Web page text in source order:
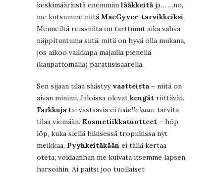
keskimääräistä enemmän lääkkeitä ja… …no,
me kutsumme niitä MacGyver-tarvikkeiksi.
Menneiltä reissuilta on tarttunut aika vahva
näppituntuma siitä, mitä on hyvä olla mukana,
jos aikoo vaikkapa majailla pienellä
(kaupattomalla) paratiisisaarella.
Sen sijaan tilaa säästyy vaatteista – niitä on
aivan minimi. Jaloissa olevat kengät riittävät.
Farkkuja tai vastaavia ei todellakaan tarvita
tilaa viemään. Kosmetiikkatuotteet – höp
löp, kuka siellä hikisessä tropiikissa nyt
meikkaa. Pyyhkeitäkään ei tällä kertaa
oteta; voidaanhan me kuivata itsemme lapsen
harsoihin. Ai paitsi joo tuollaiset